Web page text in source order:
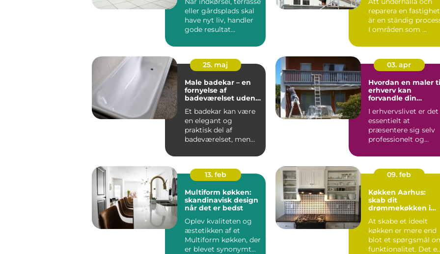
eller gårdsplads skal
have nyt liv, handler
gode resultat...
reparera en fastighet
är en ständig
I områden som ...
25. maj
Male badekar – en
fornyelse af
badeværelset uden
Et badekar kan være
en elegant og
praktisk del af
badeværelset, men
det...
03. apr
Hvordan en maler
erhverv kan
forvandle din
I erhvervslivet er det
essentielt at
præsentere sig selv
professionelt og
13. feb
Multiform køkken:
skandinavisk design
når det er bedst
Oplev kvaliteten og
æstetikken af et
Multiform køkken, der
er blevet synonymt
09. feb
Køkken Aarhus:
skab dit
drømmekøkken i
At skabe et ideelt
køkken er mere end
blot et spørgsmål
funktionalitet. Det